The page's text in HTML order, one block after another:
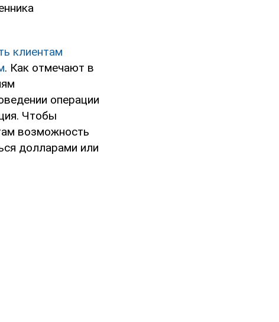
клиентам
. Как отмечают в
операции
Чтобы
возможность
долларами или